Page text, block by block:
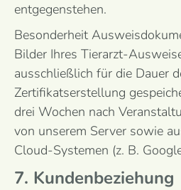
entgegenstehen.
Besonderheit
Bilder Ihres Tierarzt-
ausschließlich für die Dauer
Zertifikatserstellung
drei Wochen nach
von unserem Server sowie
Cloud-Systemen (z. B.
7. Kundenbeziehung